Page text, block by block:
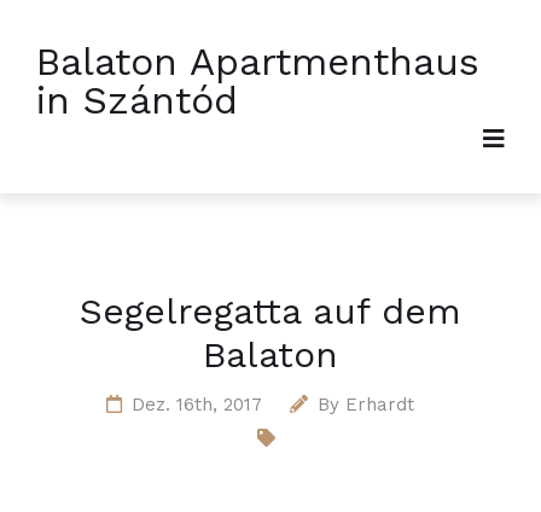
Balaton Apartmenthaus
in Szántód
Segelregatta auf dem
Balaton
Dez. 16th, 2017 By Erhardt